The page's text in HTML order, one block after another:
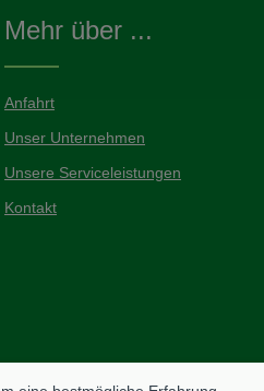
Mehr über ...
Anfahrt
Unser Unternehmen
Unsere Serviceleistungen
Kontakt